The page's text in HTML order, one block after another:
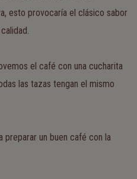
esto provocaría el clásico sabor
el café con una cucharita
las tazas tengan el mismo
preparar un buen café con la